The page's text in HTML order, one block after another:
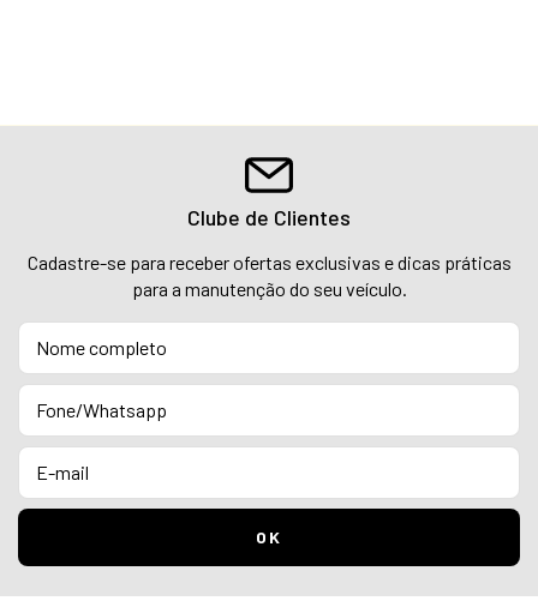
Clube de Clientes
Cadastre-se para receber ofertas exclusivas e dicas práticas
para a manutenção do seu veículo.